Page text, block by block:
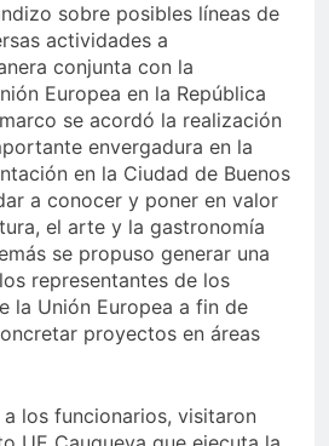
sobre posibles líneas de
actividades a
conjunta con la
Europea en la República
se acordó la realización
envergadura en la
en la Ciudad de Buenos
a conocer y poner en valor
el arte y la gastronomía
se propuso generar una
representantes de los
la Unión Europea a fin de
proyectos en áreas
los funcionarios, visitaron